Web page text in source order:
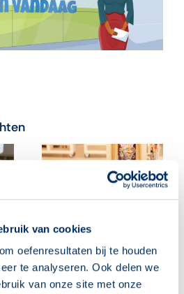
van cookies
oefenresultaten bij te houden
te analyseren. Ook delen we
van onze site met onze